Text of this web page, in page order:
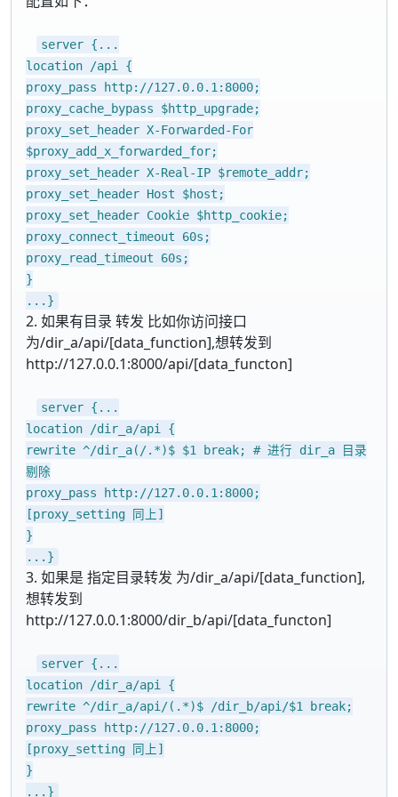
server {...
location /api {
proxy_pass http://127.0.0.1:8000;
proxy_cache_bypass $http_upgrade;
proxy_set_header X-Forwarded-For
$proxy_add_x_forwarded_for;
proxy_set_header X-Real-IP $remote_addr;
proxy_set_header Host $host;
proxy_set_header Cookie $http_cookie;
proxy_connect_timeout 60s;
proxy_read_timeout 60s;
}
...}
2. 如果有目录 转发 比如你访问接口
为/dir_a/api/[data_function],想转发到
http://127.0.0.1:8000/api/[data_functon]
server {...
location /dir_a/api {
rewrite ^/dir_a(/.*)$ $1 break; # 进行 dir_a 目录
剔除
proxy_pass http://127.0.0.1:8000;
[proxy_setting 同上]
}
...}
3. 如果是 指定目录转发 为/dir_a/api/[data_function],
想转发到
http://127.0.0.1:8000/dir_b/api/[data_functon]
server {...
location /dir_a/api {
rewrite ^/dir_a/api/(.*)$ /dir_b/api/$1 break;
proxy_pass http://127.0.0.1:8000;
[proxy_setting 同上]
}
...}